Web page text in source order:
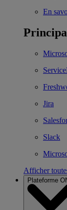
En
Jira
Slack
Afficher
Plateforme